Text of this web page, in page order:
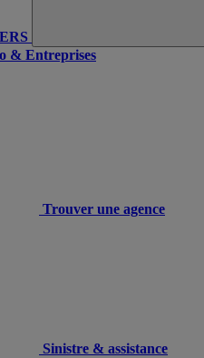
& Entreprises
Trouver une agence
Sinistre & assistance